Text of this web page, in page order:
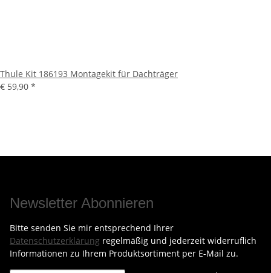
Thule Kit 186193 Montagekit für Dachträger
€ 59,90 *
Newsletter Abonnieren
Bitte senden Sie mir entsprechend Ihrer
Datenschutzerklärung regelmäßig und jederzeit widerruflich
Informationen zu Ihrem Produktsortiment per E-Mail zu.